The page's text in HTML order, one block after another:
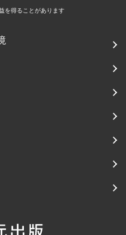
を得ることがあります